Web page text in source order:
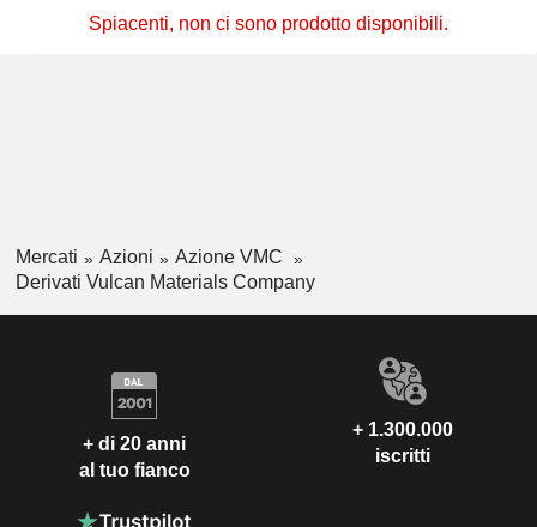
Spiacenti, non ci sono prodotto disponibili.
Mercati Azioni
Azione VMC
Derivati Vulcan Materials Company
+ di 20 anni
al tuo fianco
+ 1.300.000
iscritti